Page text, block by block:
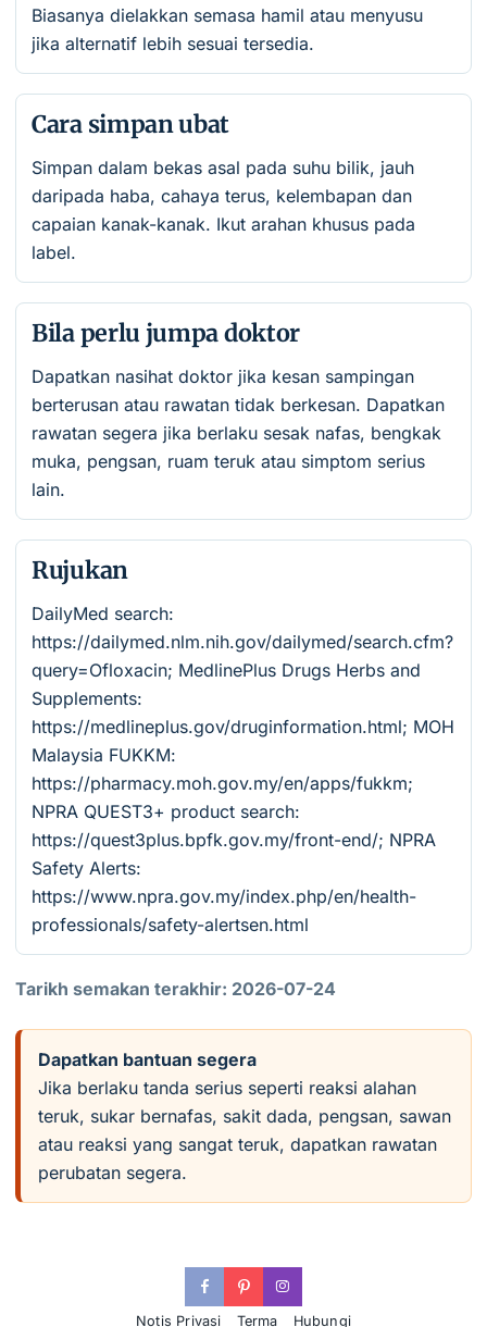
Biasanya dielakkan semasa hamil atau menyusu
jika alternatif lebih sesuai tersedia.
Cara simpan ubat
Simpan dalam bekas asal pada suhu bilik, jauh
daripada haba, cahaya terus, kelembapan dan
capaian kanak-kanak. Ikut arahan khusus pada
label.
Bila perlu jumpa doktor
Dapatkan nasihat doktor jika kesan sampingan
berterusan atau rawatan tidak berkesan. Dapatkan
rawatan segera jika berlaku sesak nafas, bengkak
muka, pengsan, ruam teruk atau simptom serius
lain.
Rujukan
DailyMed search:
https://dailymed.nlm.nih.gov/dailymed/search.cfm?
query=Ofloxacin; MedlinePlus Drugs Herbs and
Supplements:
https://medlineplus.gov/druginformation.html; MOH
Malaysia FUKKM:
https://pharmacy.moh.gov.my/en/apps/fukkm;
NPRA QUEST3+ product search:
https://quest3plus.bpfk.gov.my/front-end/; NPRA
Safety Alerts:
https://www.npra.gov.my/index.php/en/health-
professionals/safety-alertsen.html
Tarikh semakan terakhir: 2026-07-24
Dapatkan bantuan segera
Jika berlaku tanda serius seperti reaksi alahan
teruk, sukar bernafas, sakit dada, pengsan, sawan
atau reaksi yang sangat teruk, dapatkan rawatan
perubatan segera.
Notis Privasi Terma Hubungi